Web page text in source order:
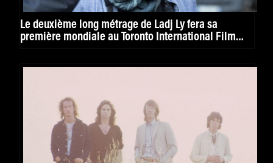
Le deuxième long métrage de Ladj Ly fera sa
première mondiale au Toronto International Film